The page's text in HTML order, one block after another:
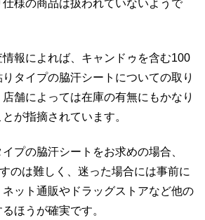
様の商品は扱われていないようで
報によれば、キャンドゥを含む100
タイプの脇汗シートについての取り
舗によっては在庫の有無にもかなり
が指摘されています。
プの脇汗シートをお求めの場合、
のは難しく、迷った場合には事前に
ット通販やドラッグストアなど他の
ほうが確実です。